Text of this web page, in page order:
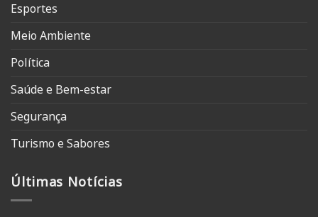
Esportes
Meio Ambiente
Política
Saúde e Bem-estar
Segurança
Turismo e Sabores
Últimas Notícias